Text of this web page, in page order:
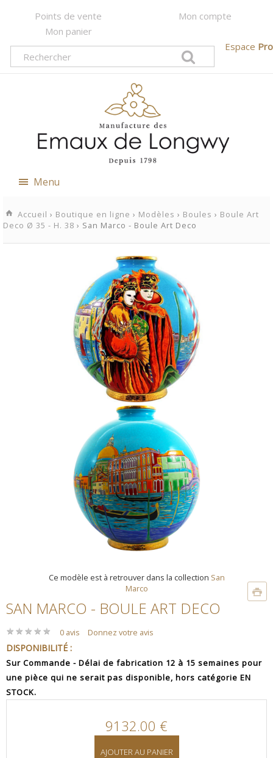
Points de vente
Mon compte
Mon panier
Espace Pro
Menu
Accueil › Boutique en ligne › Modèles › Boules › Boule Art
Deco Ø 35 - H. 38 › San Marco - Boule Art Deco
Ce modèle est à retrouver dans la collection San
Marco
SAN MARCO - BOULE ART DECO
★ ★ ★ ★ ★
★ ★ ★ ★ ★ 0 avis Donnez votre avis
DISPONIBILITÉ :
Sur Commande - Délai de fabrication 12 à 15 semaines pour
une pièce qui ne serait pas disponible, hors catégorie EN
STOCK.
9132.00 €
AJOUTER AU PANIER